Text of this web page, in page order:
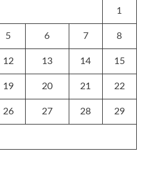
1
5 6 7 8
12 13 14 15
19 20 21 22
26 27 28 29